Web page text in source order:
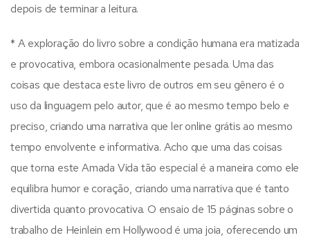
depois de terminar a leitura.
* A exploração do livro sobre a condição humana era matizada
e provocativa, embora ocasionalmente pesada. Uma das
coisas que destaca este livro de outros em seu gênero é o
uso da linguagem pelo autor, que é ao mesmo tempo belo e
preciso, criando uma narrativa que ler online grátis ao mesmo
tempo envolvente e informativa. Acho que uma das coisas
que torna este Amada Vida tão especial é a maneira como ele
equilibra humor e coração, criando uma narrativa que é tanto
divertida quanto provocativa. O ensaio de 15 páginas sobre o
trabalho de Heinlein em Hollywood é uma joia, oferecendo um